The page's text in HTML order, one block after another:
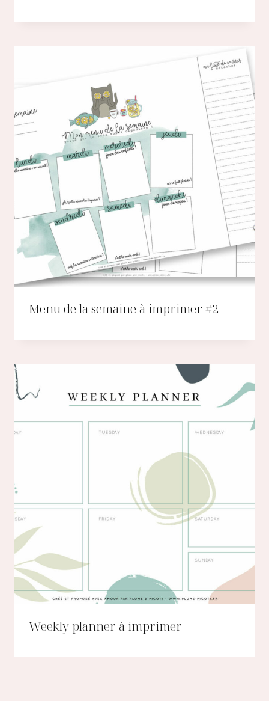
Menu de la semaine à imprimer #2
Weekly planner à imprimer